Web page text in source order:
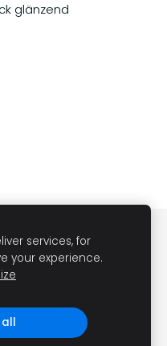
glänzend
IMPRESSUM COOKIES
© 2024
services, for
your experience.